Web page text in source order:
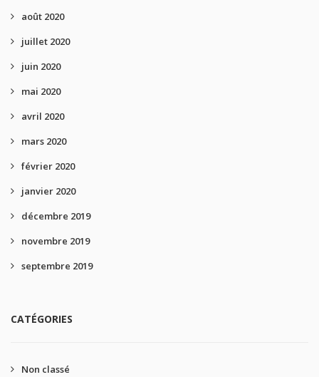
août 2020
juillet 2020
juin 2020
mai 2020
avril 2020
mars 2020
février 2020
janvier 2020
décembre 2019
novembre 2019
septembre 2019
CATÉGORIES
Non classé